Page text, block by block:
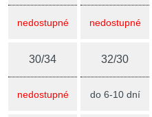
nedostupné nedostupné
30/34
nedostupné
32/30
do 6-10 dní